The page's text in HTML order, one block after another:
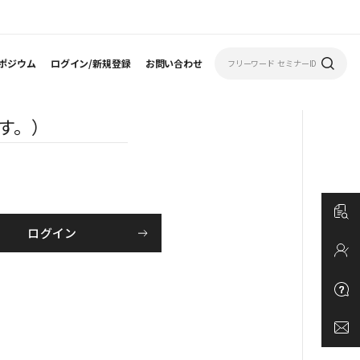
ジウム ログイン/新規登録 お問い合わせ
）